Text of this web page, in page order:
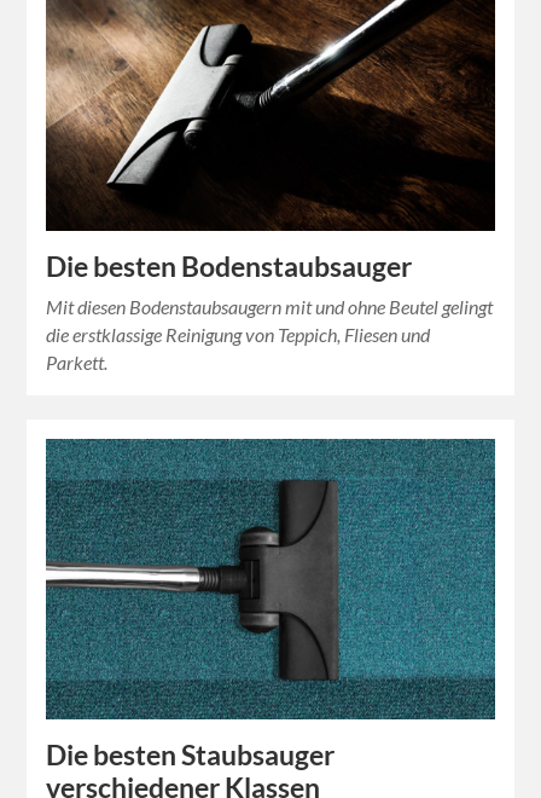
Die besten Bodenstaubsauger
Mit diesen Bodenstaubsaugern mit und ohne Beutel gelingt
die erstklassige Reinigung von Teppich, Fliesen und
Parkett.
Die besten Staubsauger
verschiedener Klassen